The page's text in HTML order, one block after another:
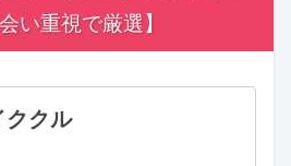
い重視で厳選】
ククル